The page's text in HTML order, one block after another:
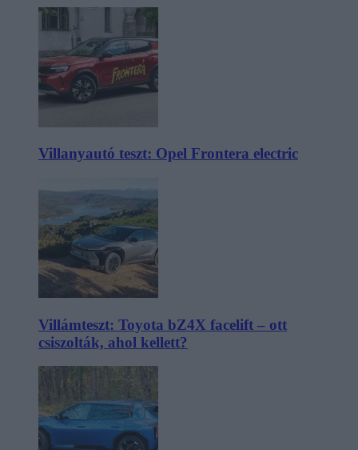
Villanyautó teszt: Opel Frontera electric
Villámteszt: Toyota bZ4X facelift – ott
csiszolták, ahol kellett?